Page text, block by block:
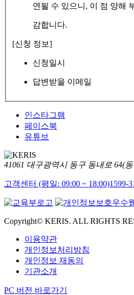
연될 수 있으니, 이 점 양해
감합니다.
[신청 정보]
신청일시
답변받을 이메일
인스타그램
페이스북
유튜브
41061 대구광역시 동구 동내로 64(
고객센터 (평일: 09:00 ~ 18:00)1599-
Copyright© KERIS. ALL RIGHTS
이용약관
개인정보처리방침
개인정보 재동의
기관소개
PC 버전 바로가기